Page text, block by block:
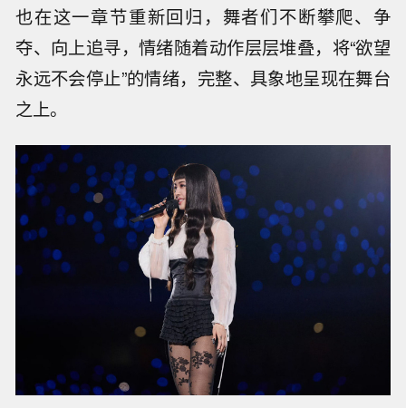
也在这一章节重新回归，舞者们不断攀爬、争
夺、向上追寻，情绪随着动作层层堆叠，将“欲望
永远不会停止”的情绪，完整、具象地呈现在舞台
之上。